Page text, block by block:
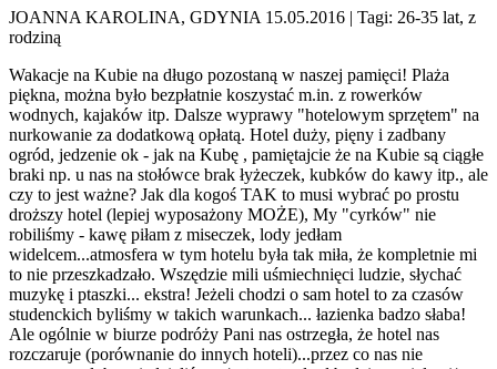
JOANNA KAROLINA, GDYNIA 15.05.2016 | Tagi: 26-35 lat, z
rodziną
Wakacje na Kubie na długo pozostaną w naszej pamięci! Plaża
piękna, można było bezpłatnie koszystać m.in. z rowerków
wodnych, kajaków itp. Dalsze wyprawy "hotelowym sprzętem" na
nurkowanie za dodatkową opłatą. Hotel duży, pięny i zadbany
ogród, jedzenie ok - jak na Kubę , pamiętajcie że na Kubie są ciągłe
braki np. u nas na stołówce brak łyżeczek, kubków do kawy itp., ale
czy to jest ważne? Jak dla kogoś TAK to musi wybrać po prostu
droższy hotel (lepiej wyposażony MOŻE), My "cyrków" nie
robiliśmy - kawę piłam z miseczek, lody jedłam
widelcem...atmosfera w tym hotelu była tak miła, że kompletnie mi
to nie przeszkadzało. Wszędzie mili uśmiechnięci ludzie, słychać
muzykę i ptaszki... ekstra! Jeżeli chodzi o sam hotel to za czasów
studenckich byliśmy w takich warunkach... łazienka badzo słaba!
Ale ogólnie w biurze podróży Pani nas ostrzegła, że hotel nas
rozczaruje (porównanie do innych hoteli)...przez co nas nie